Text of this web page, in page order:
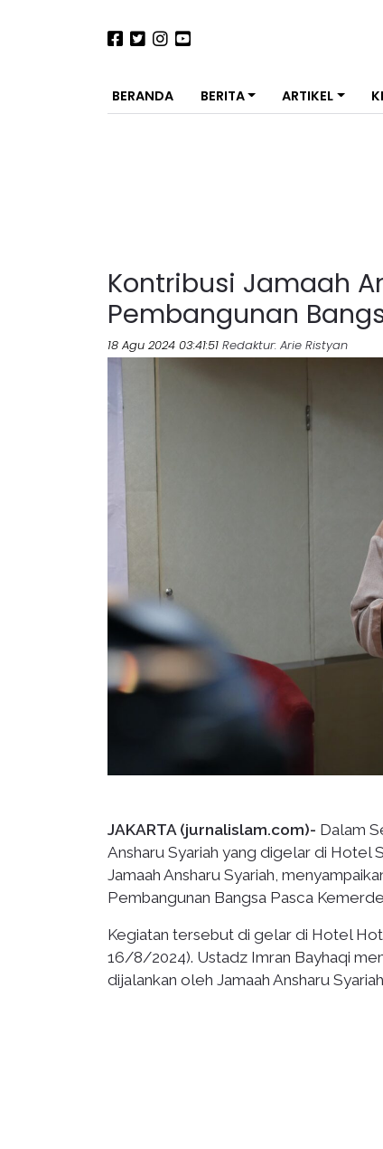
BERANDA BERITA ARTIKEL
Kontribusi Jamaah
Pembangunan
18 Agu 2024 03:41:51 Redaktur: Arie Ristyan
JAKARTA (jurnalislam.com)- Dalam
Ansharu Syariah yang digelar di Hotel
Jamaah Ansharu Syariah,
Pembangunan Bangsa Pasca
Kegiatan tersebut di gelar di Hotel
16/8/2024). Ustadz Imran Bayhaqi
dijalankan oleh Jamaah Ansharu